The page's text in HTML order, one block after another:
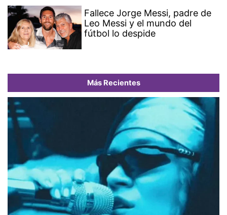
Fallece Jorge Messi, padre de
Leo Messi y el mundo del
fútbol lo despide
Más Recientes